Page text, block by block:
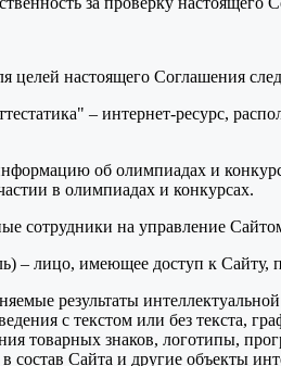
настоящего Соглашения
– интернет-ресурс,
об олимпиадах и
в олимпиадах и конкурсах.
сотрудники на управление
– лицо, имеющее доступ к
результаты
с текстом или без текста,
товарных знаков, логотипы,
состав Сайта и другие объекты